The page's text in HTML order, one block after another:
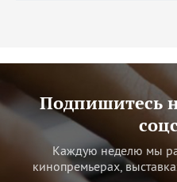
Подпишитесь
Каждую неделю мы
кинопремьерах,